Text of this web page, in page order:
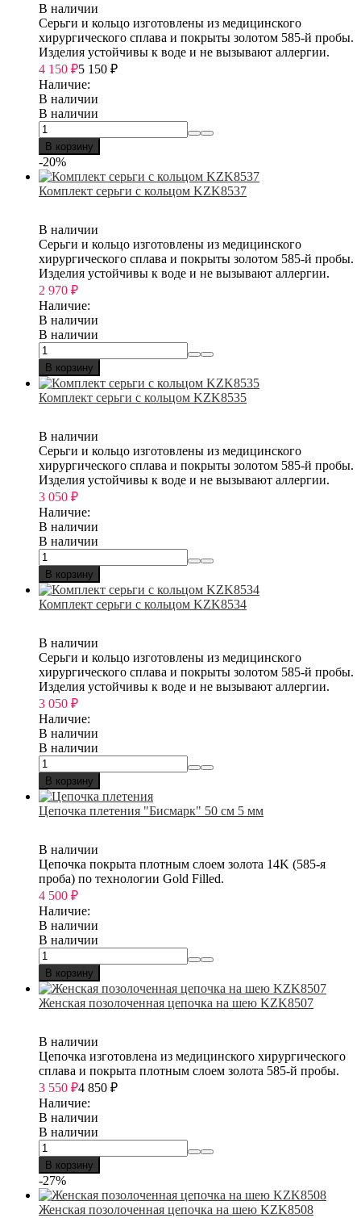
В наличии
Серьги и кольцо изготовлены из медицинского
хирургического сплава и покрыты золотом 585-й пробы.
Изделия устойчивы к воде и не вызывают аллергии.
4 150 ₽5 150 ₽
Наличие:
В наличии
В наличии
В корзину
-20%
Комплект серьги с кольцом KZK8537
В наличии
Серьги и кольцо изготовлены из медицинского
хирургического сплава и покрыты золотом 585-й пробы.
Изделия устойчивы к воде и не вызывают аллергии.
2 970 ₽
Наличие:
В наличии
В наличии
В корзину
Комплект серьги с кольцом KZK8535
В наличии
Серьги и кольцо изготовлены из медицинского
хирургического сплава и покрыты золотом 585-й пробы.
Изделия устойчивы к воде и не вызывают аллергии.
3 050 ₽
Наличие:
В наличии
В наличии
В корзину
Комплект серьги с кольцом KZK8534
В наличии
Серьги и кольцо изготовлены из медицинского
хирургического сплава и покрыты золотом 585-й пробы.
Изделия устойчивы к воде и не вызывают аллергии.
3 050 ₽
Наличие:
В наличии
В наличии
В корзину
Цепочка плетения "Бисмарк" 50 см 5 мм
В наличии
Цепочка покрыта плотным слоем золота 14K (585-я
проба) по технологии Gold Filled.
4 500 ₽
Наличие:
В наличии
В наличии
В корзину
Женская позолоченная цепочка на шею KZK8507
В наличии
Цепочка изготовлена из медицинского хирургического
сплава и покрыта плотным слоем золота 585-й пробы.
3 550 ₽4 850 ₽
Наличие:
В наличии
В наличии
В корзину
-27%
Женская позолоченная цепочка на шею KZK8508